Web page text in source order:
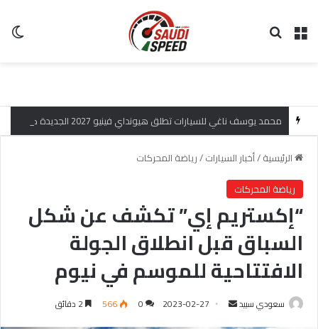
القائمة
محمد يوسف ناغي للسيارات تطلق هيونداي فينيو 2027 الجديدة كلياً في جدة بارك بتصميم جريء وتقنيات ذكية تعيد تعريف فئة الـ SUV المدمجة
الرئيسية/أخبار السيارات/رياضة المحركات
رياضة المحركات
“إكستريم إي” تكشف عن شكل
السباق قبل انطلاق الجولة
الافتتاحية للموسم في نيوم
سعودي سبيد 2023-02-27
0
566